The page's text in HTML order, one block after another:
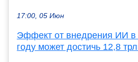
17:00, 05 Июн
Эффект от внедрения ИИ в
году может достичь 12,8